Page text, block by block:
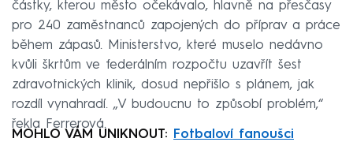
částky, kterou město očekávalo, hlavně na přesčasy
pro 240 zaměstnanců zapojených do příprav a práce
během zápasů. Ministerstvo, které muselo nedávno
kvůli škrtům ve federálním rozpočtu uzavřít šest
zdravotnických klinik, dosud nepřišlo s plánem, jak
rozdíl vynahradí. „V budoucnu to způsobí problém,“
řekla Ferrerová.
MOHLO VÁM UNIKNOUT:
Fotbaloví fanoušci